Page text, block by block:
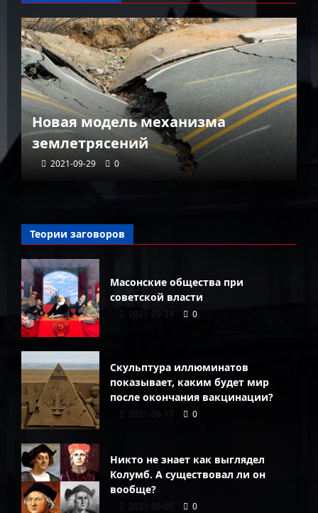
Новая модель механизма
землетрясений
2021-09-29 0
Теории заговоров
Масонские общества при
советской власти
2021-09-24 0
Скульптура иллюминатов
показывает, каким будет мир
после окончания вакцинации?
2021-09-17 0
Никто не знает как выглядел
Колумб. А существовал ли он
вообще?
2021-09-05 0